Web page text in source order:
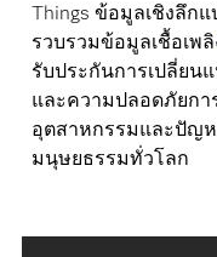
Things ข้อมูลเชิงลึก
รวบรวมข้อมูลเชื้อเพลิ
รับประกันการเปลี่ยน
และความปลอดภัยกา
อุตสาหกรรมและปัญ
มนุษยธรรมทั่วโลก